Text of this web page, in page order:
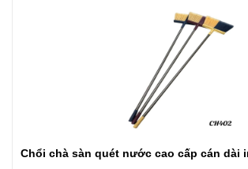
Chổi chà sàn quét nước cao cấp cán dài